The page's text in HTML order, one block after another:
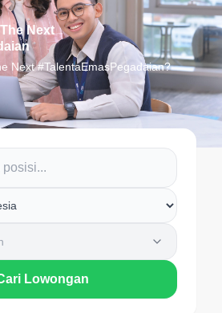
Next
Next #TalentaEmasPegadaian?
Lowongan